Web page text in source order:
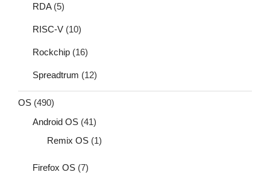
RDA(5)
RISC-V (10)
Rockchip (16)
Spreadtrum (12)
OS (490)
Android OS (41)
Remix OS (1)
Firefox OS (7)